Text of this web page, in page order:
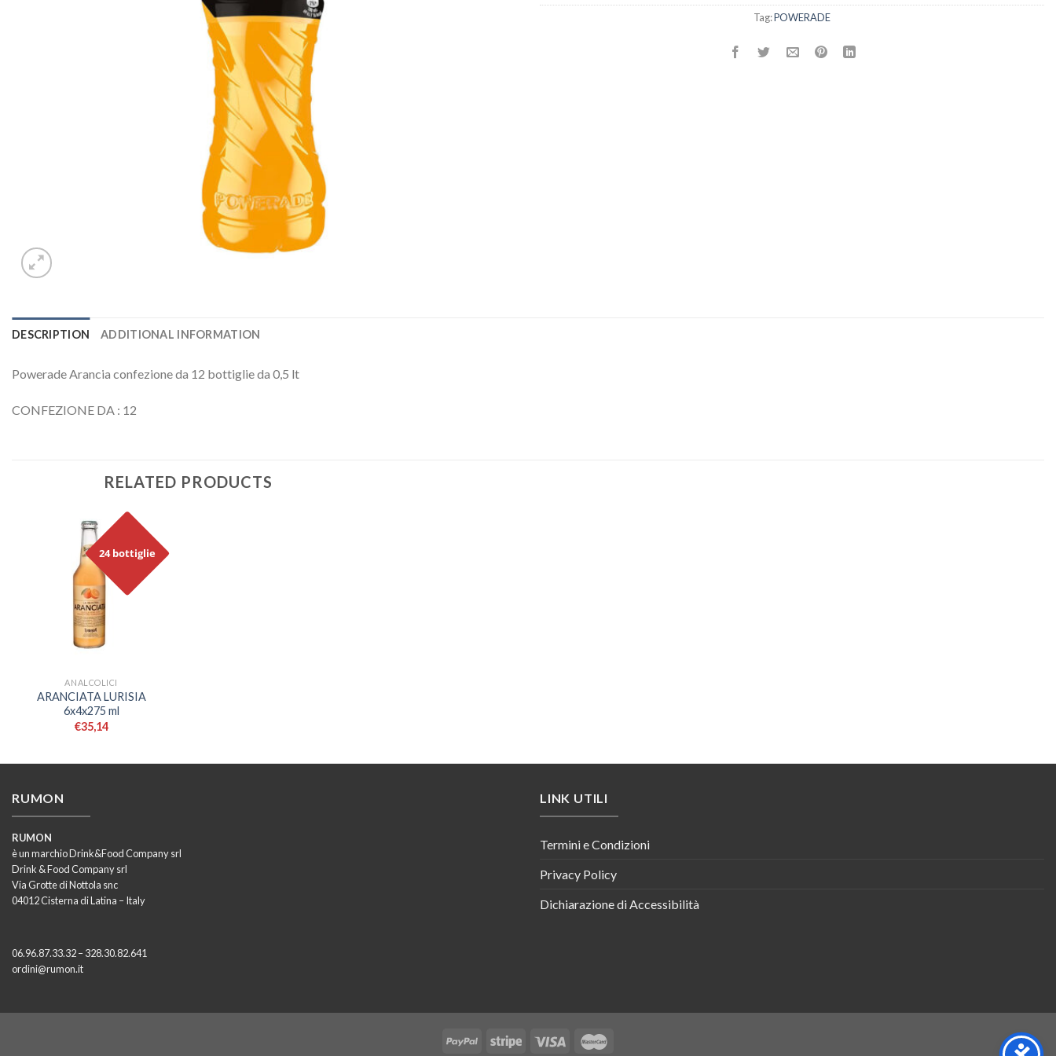
Tag:POWERADE
DESCRIPTION ADDITIONAL INFORMATION
Powerade Arancia confezione da 12 bottiglie da 0,5 lt
CONFEZIONE DA : 12
RELATED PRODUCTS
24 bottiglie
ANALCOLICI
ARANCIATA LURISIA
6x4x275 ml
€35,14
RUMON
RUMON
è un marchio Drink&Food Company srl
Drink & Food Company srl
Via Grotte di Nottola snc
04012 Cisterna di Latina – Italy
06.96.87.33.32 – 328.30.82.641
ordini@rumon.it
LINK UTILI
Termini e Condizioni
Privacy Policy
Dichiarazione di Accessibilità